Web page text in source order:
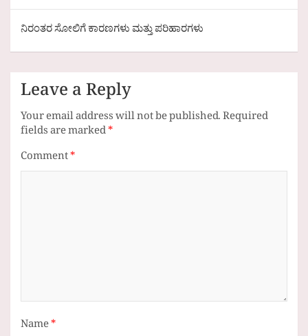
ನಿರಂತರ ಸೋಲಿಗೆ ಕಾರಣಗಳು ಮತ್ತು ಪರಿಹಾರಗಳು
Leave a Reply
Your email address will not be published.Required
fields are marked*
Comment*
Name*